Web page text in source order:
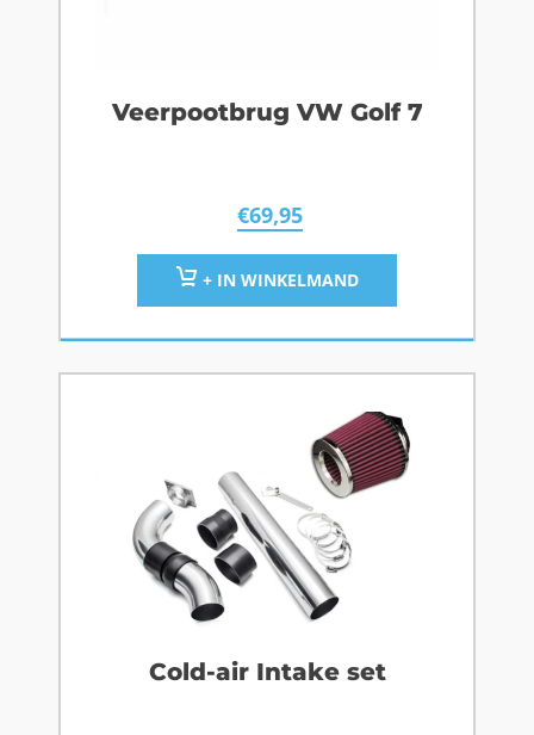
Veerpootbrug VW Golf 7
€69,95
+ IN WINKELMAND
Cold-air Intake set